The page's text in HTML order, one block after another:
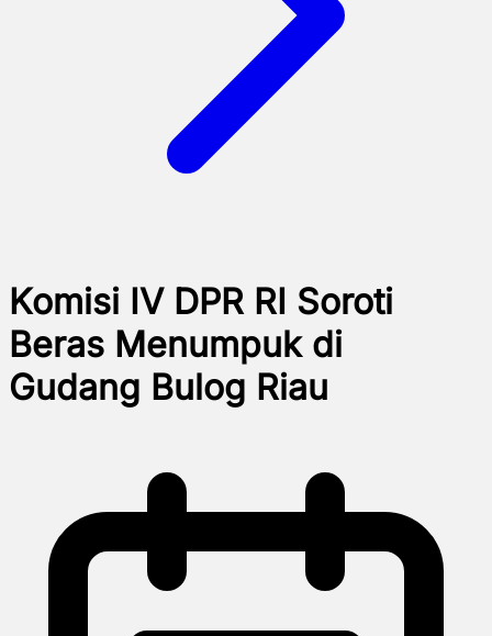
Komisi IV DPR RI Soroti
Beras Menumpuk di
Gudang Bulog Riau